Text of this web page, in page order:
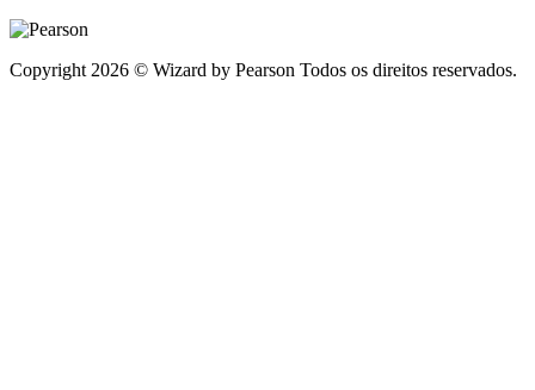
Copyright 2026 © Wizard by Pearson Todos os direitos reservados.